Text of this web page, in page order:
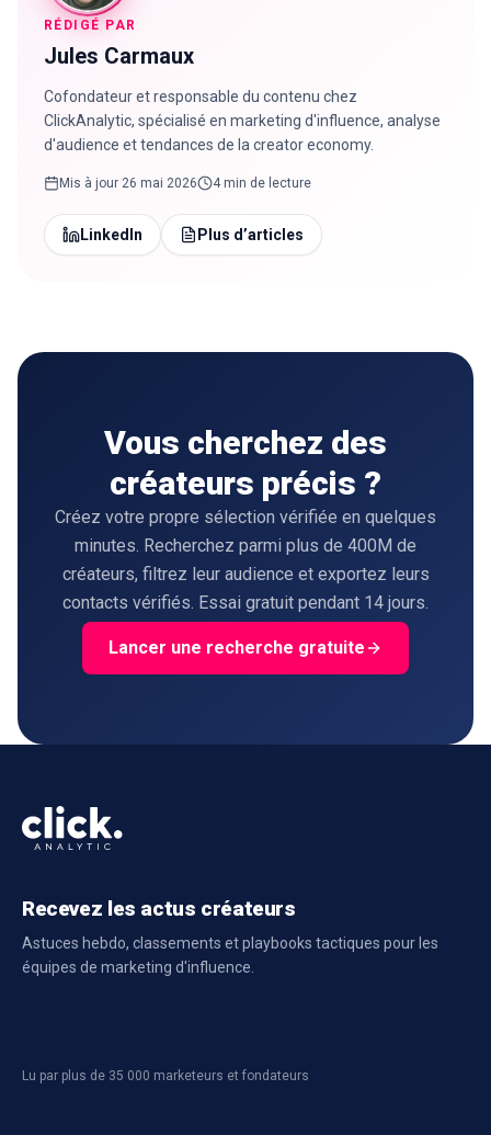
RÉDIGÉ PAR
Jules Carmaux
Cofondateur et responsable du contenu chez
ClickAnalytic, spécialisé en marketing d'influence, analyse
d'audience et tendances de la creator economy.
Mis à jour 26 mai 2026 4 min de lecture
LinkedIn Plus d’articles
Vous cherchez des
créateurs précis ?
Créez votre propre sélection vérifiée en quelques
minutes. Recherchez parmi plus de 400M de
créateurs, filtrez leur audience et exportez leurs
contacts vérifiés. Essai gratuit pendant 14 jours.
Lancer une recherche gratuite
Recevez les actus créateurs
Astuces hebdo, classements et playbooks tactiques pour les
équipes de marketing d'influence.
Lu par plus de 35 000 marketeurs et fondateurs